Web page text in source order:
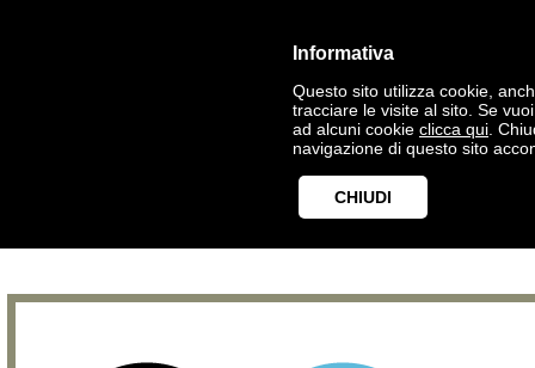
Informativa
Questo sito utilizza cookie,
tracciare le visite al sito. Se
ad alcuni cookie clicca qui .
navigazione di questo sito
CHIUDI